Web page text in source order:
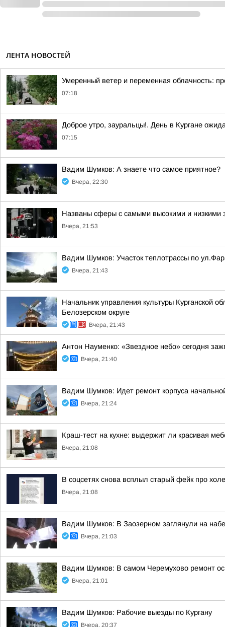
ЛЕНТА НОВОСТЕЙ
Умеренный ветер и переменная облачность:
07:18
Доброе утро, зауральцы!. День в Кургане
07:15
Вадим Шумков: А знаете что самое приятное?
Вчера, 22:30
Названы сферы с самыми высокими и низкими
Вчера, 21:53
Вадим Шумков: Участок теплотрассы по
Вчера, 21:43
Начальник управления культуры Курганской
Белозерском округе
Вчера, 21:43
Антон Науменко: «Звездное небо» сегодня
Вчера, 21:40
Вадим Шумков: Идет ремонт корпуса
Вчера, 21:24
Краш-тест на кухне: выдержит ли красивая
Вчера, 21:08
В соцсетях снова всплыл старый фейк про
Вчера, 21:08
Вадим Шумков: В Заозерном заглянули на
Вчера, 21:03
Вадим Шумков: В самом Черемухово ремонт
Вчера, 21:01
Вадим Шумков: Рабочие выезды по Кургану
Вчера, 20:37